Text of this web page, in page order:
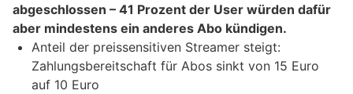
abgeschlossen – 41 Prozent der User würden dafür
aber mindestens ein anderes Abo kündigen.
Anteil der preissensitiven Streamer steigt:
Zahlungsbereitschaft für Abos sinkt von 15 Euro
auf 10 Euro